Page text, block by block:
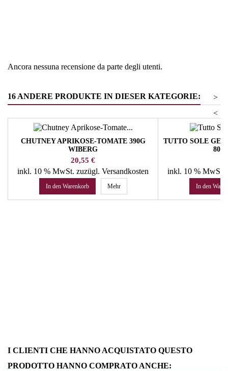
Ancora nessuna recensione da parte degli utenti.
16 ANDERE PRODUKTE IN DIESER KATEGORIE:
>
<
CHUTNEY APRIKOSE-TOMATE 390G
WIBERG
Preis
20,55 €
inkl. 10 % MwSt. zuzügl. Versandkosten
In den Warenkorb Mehr
TUTTO SOLE
inkl. 10 % MwSt.
In den
I CLIENTI CHE HANNO ACQUISTATO QUESTO
PRODOTTO HANNO COMPRATO ANCHE: